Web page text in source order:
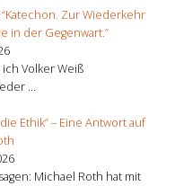
Zur Wiederkehr
in der Gegenwart.”
Volker Weiß
...
Ethik“ – Eine Antwort auf
Michael Roth hat mit